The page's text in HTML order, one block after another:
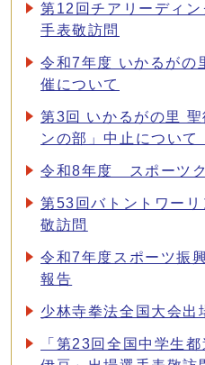
第12回チアリーディ
手表敬訪問
令和7年度 いかるがの
催について
第3回 いかるがの里
ンの部」中止について
令和8年度 スポーツ
第53回バトントワー
敬訪問
令和7年度スポーツ振
報告
少林寺拳法全国大会出
「第23回全国中学生